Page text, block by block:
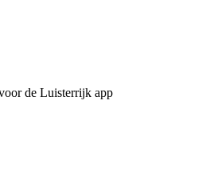
de Luisterrijk app